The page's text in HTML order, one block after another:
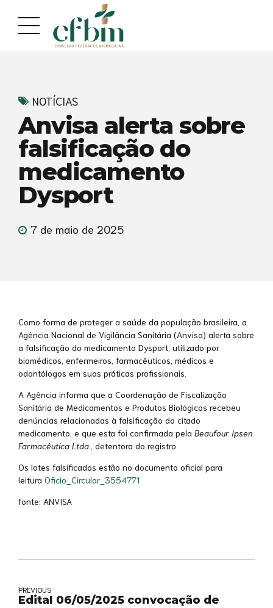
conteúdo
navegação
NOTÍCIAS
Anvisa alerta sobre
falsificação do
medicamento
Dysport
7 de maio de 2025
Como forma de proteger a saúde da população brasileira, a
Agência Nacional de Vigilância Sanitária (Anvisa) alerta sobre
a falsificação do medicamento Dysport, utilizado por
biomédicos, enfermeiros, farmacêuticos, médicos e
odontólogos em suas práticas profissionais.
A Agência informa que a Coordenação de Fiscalização
Sanitária de Medicamentos e Produtos Biológicos recebeu
denúncias relacionadas à falsificação do citado
medicamento, e que esta foi confirmada pela Beaufour Ipsen
Farmacêutica Ltda. , detentora do registro.
Os lotes falsificados estão no documento oficial para
leitura Oficio_Circular_3554771
fonte: ANVISA
PREVIOUS
Edital 06/05/2025 convocação de